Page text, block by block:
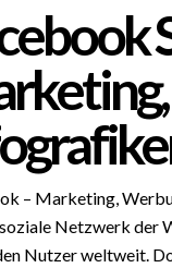
– Marketing,
Netzwerk der
Nutzer weltweit.